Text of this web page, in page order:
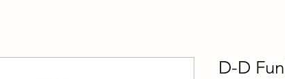
D-D